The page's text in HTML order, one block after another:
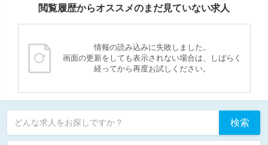
閲覧履歴からオススメのまだ見ていない求人
情報の読み込みに失敗しました。
画面の更新をしても表示されない場合は、しばらく
経ってから再度お試しください。
どんな求人をお探しですか？ 検索